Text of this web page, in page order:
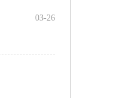
03-26